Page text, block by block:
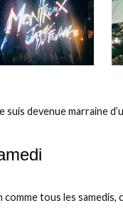
suis devenue marraine
comme tous les